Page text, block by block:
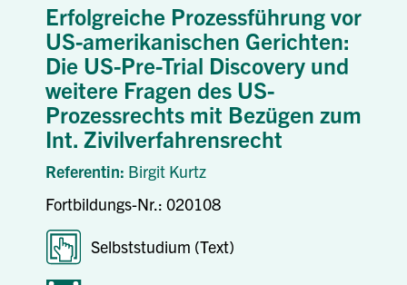
Erfolgreiche Prozessführung vor
US-amerikanischen Gerichten:
Die US-Pre-Trial Discovery und
weitere Fragen des US-
Prozessrechts mit Bezügen zum
Int. Zivilverfahrensrecht
Referentin: Birgit Kurtz
Fortbildungs-Nr.: 020108
Selbststudium (Text)